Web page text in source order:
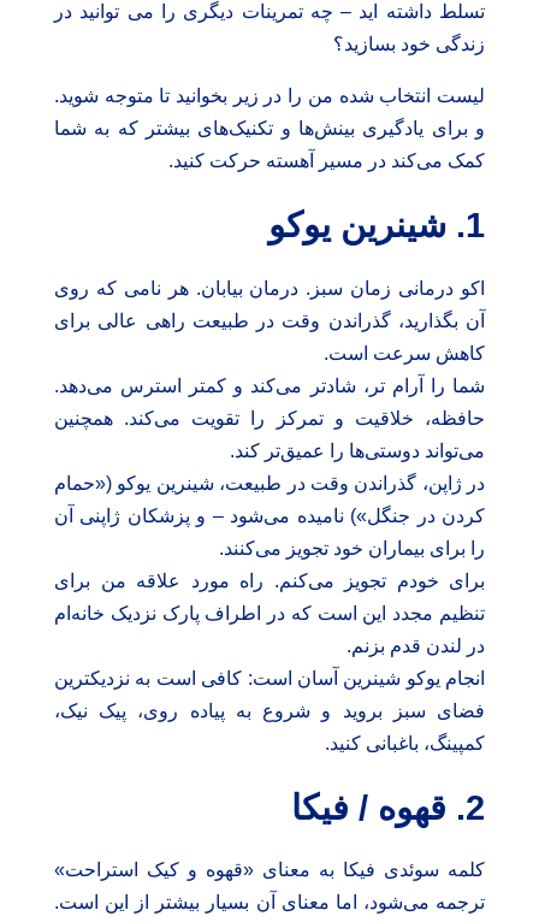
تسلط داشته اید – چه تمرینات دیگری را می توانید در
زندگی خود بسازید؟
لیست انتخاب شده من را در زیر بخوانید تا متوجه شوید.
و برای یادگیری بینش‌ها و تکنیک‌های بیشتر که به شما
کمک می‌کند در مسیر آهسته حرکت کنید.
1. شینرین یوکو
اکو درمانی زمان سبز. درمان بیابان. هر نامی که روی
آن بگذارید، گذراندن وقت در طبیعت راهی عالی برای
کاهش سرعت است.
شما را آرام تر، شادتر می‌کند و کمتر استرس می‌دهد.
حافظه، خلاقیت و تمرکز را تقویت می‌کند. همچنین
می‌تواند دوستی‌ها را عمیق‌تر کند.
در ژاپن، گذراندن وقت در طبیعت، شینرین یوکو («حمام
کردن در جنگل») نامیده می‌شود – و پزشکان ژاپنی آن
را برای بیماران خود تجویز می‌کنند.
برای خودم تجویز می‌کنم. راه مورد علاقه من برای
تنظیم مجدد این است که در اطراف پارک نزدیک خانه‌ام
در لندن قدم بزنم.
انجام یوکو شینرین آسان است: کافی است به نزدیکترین
فضای سبز بروید و شروع به پیاده روی، پیک نیک،
کمپینگ، باغبانی کنید.
2. قهوه / فیکا
کلمه سوئدی فیکا به معنای «قهوه و کیک استراحت»
ترجمه می‌شود، اما معنای آن بسیار بیشتر از این است.